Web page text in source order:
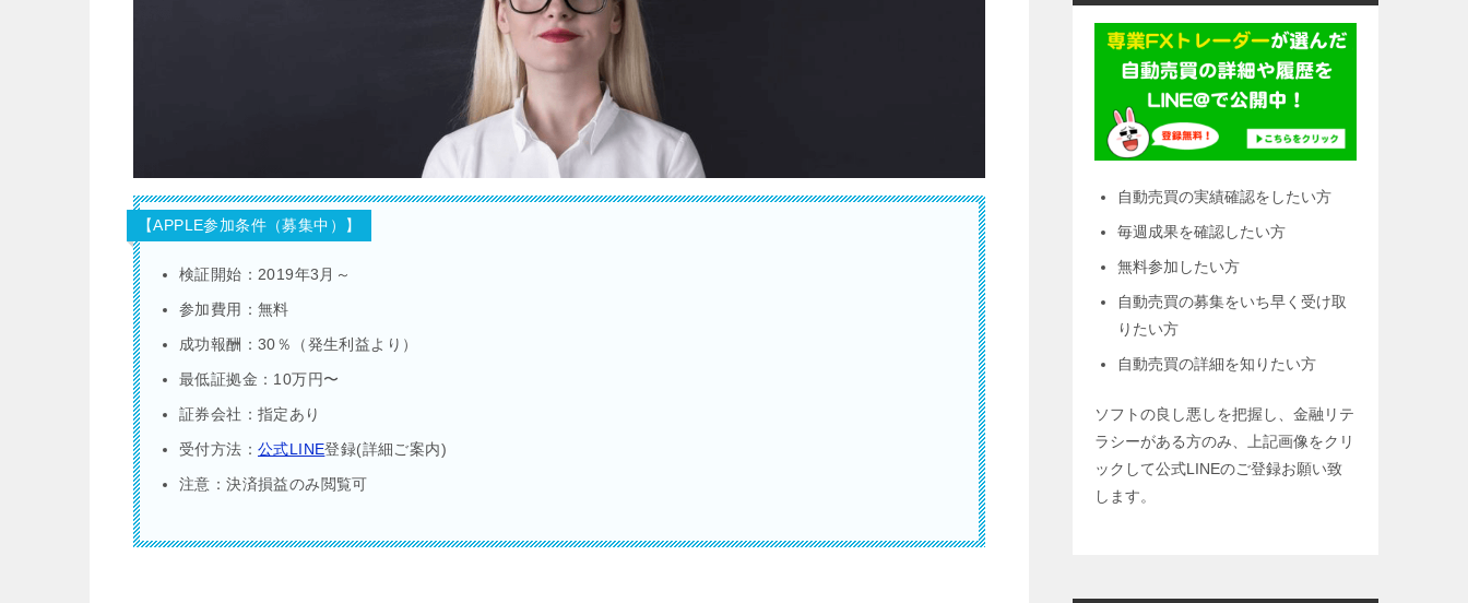
【APPLE参加条件（募集中）】
検証開始：2019年3月～
参加費用：無料
成功報酬：30％（発生利益より）
最低証拠金：10万円〜
証券会社：指定あり
受付方法： 公式LINE登録(詳細ご案内)
注意：決済損益のみ閲覧可
自動売買の実績確認をしたい方
毎週成果を確認したい方
無料参加したい方
自動売買の募集をいち早く受け取
りたい方
自動売買の詳細を知りたい方
ソフトの良し悪しを把握し、金融リテ
ラシーがある方のみ、上記画像をクリ
ックして公式LINEのご登録お願い致
します。